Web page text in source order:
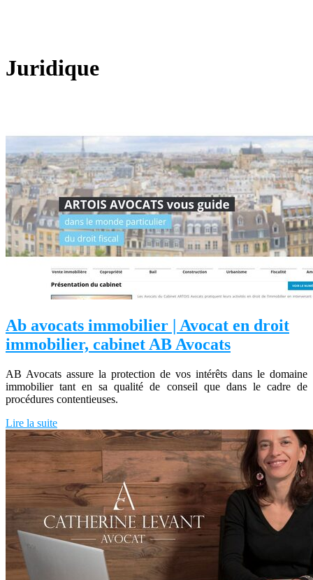
Juridique
Ab avocats immobilier | Avocat en droit
immobilier, cabinet AB Avocats
AB Avocats assure la protection de vos intérêts dans le domaine
immobilier tant en sa qualité de conseil que dans le cadre de
procédures contentieuses.
Lire la suite